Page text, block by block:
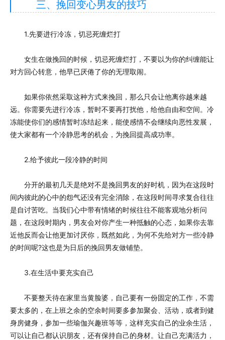
三、挽回变心男友的技巧
1.先要进行冷冻，切忌死缠烂打
女生在做挽回的时候，切忌死缠烂打，不要以为你的纠缠能让
对方回心转意，他早已厌倦了你的无理取闹。
如果你依然采取这种方式来挽回，那么只会让他离你越来越
远。你需要先进行冷冻，暂时不要再打扰他，给他自由和空间。冷
冻能使你们的感情暂时冻结起来，能使感情不会继续向恶性发展，
使大家都有一个冷静思考的机会，为挽回提高成功率。
2.给予彼此一段冷静的时间
分开的最初几天是绝对不是挽回男友的好时机，因为在这段时
间内彼此的心中的怨气还没有完全消除，在这段时间寻求复合往往
是自讨苦吃。当我们心中带有情绪的时候往往不能客观地分析问
题，在这段时期内，男友会对你产生一种抵触的心态，如果你去靠
近他反而会让他更加讨厌你，既然如此，为何不先给对方一些冷静
的时间呢?这也是为日后的挽回男友做铺垫。
3.在生活中要充实自己
不要整天待在家里当黄脸婆，自己要有一份固定的工作，不需
要太多的，在上班之余的空余时间要多参加聚会、活动，或者到健
身房健身，参加一些瑜伽兴趣班等等，这样充实自己的业余生活，
可以让自己都认识朋友，还有保持自己的身材。让自己充满活力，